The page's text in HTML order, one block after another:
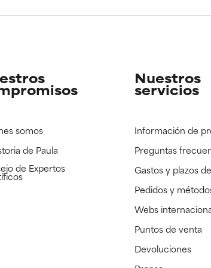
información científica disponible pendiente de
información científica disponible pendiente de
somos
de Paula
de Expertos
Nuestros
servicios
Información de
Preguntas
Gastos y plazos
Pedidos y
Webs
Puntos de venta
Devoluciones